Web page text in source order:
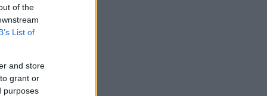
of the
List of
and store
grant or
purposes